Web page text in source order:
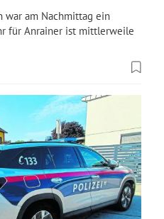
war am Nachmittag ein
für Anrainer ist mittlerweile